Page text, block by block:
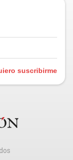
suscribirme